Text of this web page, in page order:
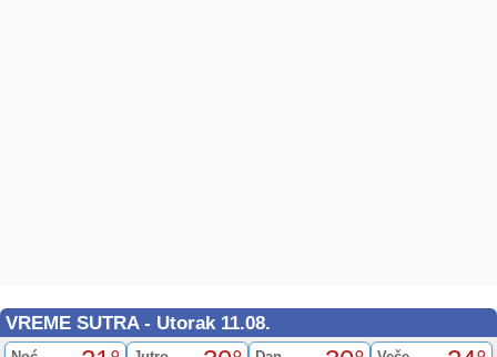
VREME SUTRA - Utorak 11.08.